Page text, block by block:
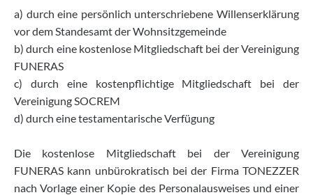
a) durch eine persönlich unterschriebene Willenserklärung
vor dem Standesamt der Wohnsitzgemeinde
b) durch eine kostenlose Mitgliedschaft bei der Vereinigung
FUNERAS
c) durch eine kostenpflichtige Mitgliedschaft bei der
Vereinigung SOCREM
d) durch eine testamentarische Verfügung
Die kostenlose Mitgliedschaft bei der Vereinigung
FUNERAS kann unbürokratisch bei der Firma TONEZZER
nach Vorlage einer Kopie des Personalausweises und einer